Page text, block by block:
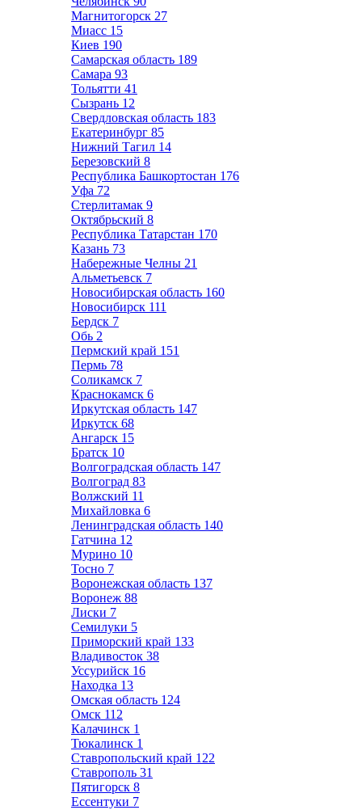
Магнитогорск 27
Миасс 15
Киев 190
Самарская область 189
Самара 93
Тольятти 41
Сызрань 12
Свердловская область 183
Екатеринбург 85
Нижний Тагил 14
Березовский 8
Республика Башкортостан 176
Уфа 72
Стерлитамак 9
Октябрьский 8
Республика Татарстан 170
Казань 73
Набережные Челны 21
Альметьевск 7
Новосибирская область 160
Новосибирск 111
Бердск 7
Обь 2
Пермский край 151
Пермь 78
Соликамск 7
Краснокамск 6
Иркутская область 147
Иркутск 68
Ангарск 15
Братск 10
Волгоградская область 147
Волгоград 83
Волжский 11
Михайловка 6
Ленинградская область 140
Гатчина 12
Мурино 10
Тосно 7
Воронежская область 137
Воронеж 88
Лиски 7
Семилуки 5
Приморский край 133
Владивосток 38
Уссурийск 16
Находка 13
Омская область 124
Омск 112
Калачинск 1
Тюкалинск 1
Ставропольский край 122
Ставрополь 31
Пятигорск 8
Ессентуки 7